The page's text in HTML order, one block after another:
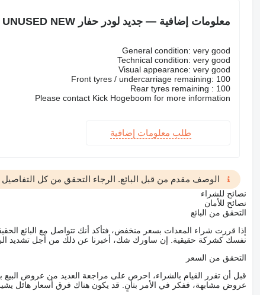
معلومات إضافية — جديد لودر حفار JCB 3DX 3CX 4/1 bucket UNUSED NEW
General condition: very good
Technical condition: very good
Visual appearance: very good
Front tyres / undercarriage remaining: 100
Rear tyres remaining : 100
Please contact Kick Hogeboom for more information
طلب معلومات إضافية
الوصف مقدم من قبل البائع. الرجاء التحقق من كل التفاصيل
نصائح للشراء
نصائح للأمان
التحقق من البائع
إذا قررت شراء المعدات بسعر منخفض، فتأكد أنك تتواصل مع البائع
نفسك كشركة حقيقية. إن ساورك شك، أخبرنا عن ذلك من أجل تشديد
التحقق من السعر
قبل أن تقرر القيام بالشراء، احرص على مراجعة العديد من عروض
عروض مشابهة، ففكر في الأمر بتأنٍ. قد يكون هناك فرق أسعار هائل يشير